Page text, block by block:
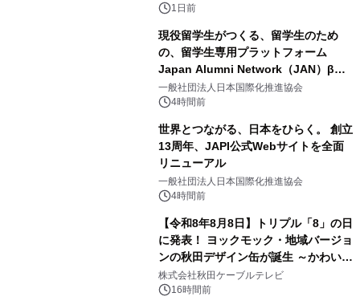
ボグッズも発売決定！
1日前
現役留学生がつくる、留学生のため
の、留学生専用プラットフォーム
Japan Alumni Network（JAN）β版
をリリース
一般社団法人日本国際化推進協会
4時間前
世界とつながる、日本をひらく。 創立
13周年、JAPI公式Webサイトを全面
リニューアル
一般社団法人日本国際化推進協会
4時間前
【令和8年8月8日】トリプル「8」の日
に発表！ ヨックモック・地域バージョ
ンの秋田デザイン缶が誕生 ～かわいい
秋田犬の子犬と秋田の四季と名所を巡
るパッケージ～ 9月1日(火)秋田県内で
株式会社秋田ケーブルテレビ
16時間前